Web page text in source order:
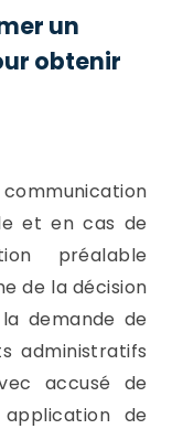
un
obtenir
et en cas de
préalable
de la décision
demande de
administratifs
accusé de
de